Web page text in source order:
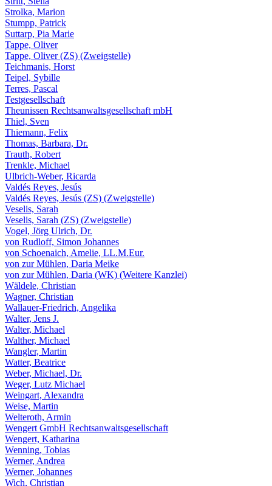
Strolka, Marion
Stumpp, Patrick
Suttarp, Pia Marie
Tappe, Oliver
Tappe, Oliver (ZS) (Zweigstelle)
Teichmanis, Horst
Teipel, Sybille
Terres, Pascal
Testgesellschaft
Theunissen Rechtsanwaltsgesellschaft mbH
Thiel, Sven
Thiemann, Felix
Thomas, Barbara, Dr.
Trauth, Robert
Trenkle, Michael
Ulbrich-Weber, Ricarda
Valdés Reyes, Jesús
Valdés Reyes, Jesús (ZS) (Zweigstelle)
Veselis, Sarah
Veselis, Sarah (ZS) (Zweigstelle)
Vogel, Jörg Ulrich, Dr.
von Rudloff, Simon Johannes
von Schoenaich, Amelie, LL.M.Eur.
von zur Mühlen, Daria Meike
von zur Mühlen, Daria (WK) (Weitere Kanzlei)
Wäldele, Christian
Wagner, Christian
Wallauer-Friedrich, Angelika
Walter, Jens J.
Walter, Michael
Walther, Michael
Wangler, Martin
Watter, Beatrice
Weber, Michael, Dr.
Weger, Lutz Michael
Weingart, Alexandra
Weise, Martin
Welteroth, Armin
Wengert GmbH Rechtsanwaltsgesellschaft
Wengert, Katharina
Wenning, Tobias
Werner, Andrea
Werner, Johannes
Wich, Christian